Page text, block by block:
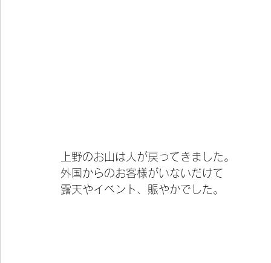
上野のお山は人が戻ってきました。
外国からのお客様がいないだけて
露天やイベント、賑やかでした。